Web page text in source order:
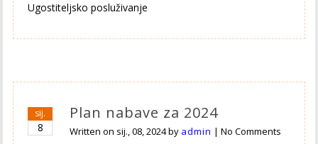
Ugostiteljsko posluživanje
sij.
8
Plan nabave za 2024
Written on sij., 08, 2024by admin |No Comments